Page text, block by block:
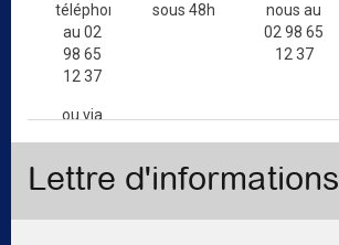
téléphone
au 02
98 65
12 37
ou via
de
sous 48h
nous au
02 98 65
12 37
Lettre d'informations